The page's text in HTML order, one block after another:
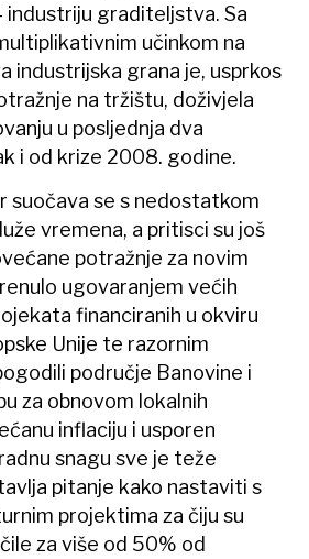
industriju graditeljstva. Sa
učinkom na
industrijska grana je, usprkos
na tržištu, doživjela
u posljednja dva
i od krize 2008. godine.
suočava se s nedostatkom
vremena, a pritisci su još
potražnje za novim
ugovaranjem većih
financiranih u okviru
Unije te razornim
područje Banovine i
za obnovom lokalnih
inflaciju i usporen
snagu sve je teže
pitanje kako nastaviti s
projektima za čiju su
za više od 50% od